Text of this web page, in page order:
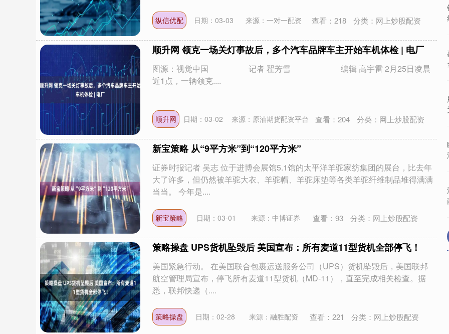
纵信优配 日期：03-03 来源：一对一配资 查看： 218 分类： 网上炒股配资
顺升网 领克一场关灯事故后，多个汽车品牌车主开始车机体检 | 电厂
图源：视觉中国 记者 翟芳雪 编辑 高宇雷 2月25日凌晨
近1点，一辆领克....
顺升网 日期：03-02 来源：原油期货配资平台 查看： 204 分类： 网上炒股配资
新宝策略 从“9平方米”到“120平方米”
证券时报记者 吴志 位于进博会展馆5.1馆的太平洋羊驼家纺集团的展台，比去年
大了许多，但仍然被羊驼大衣、羊驼帽、羊驼床垫等各类羊驼纤维制品堆得满满
当当。 今年是....
新宝策略 日期：03-01 来源：中博证券 查看： 93 分类： 网上炒股配资
策略操盘 UPS货机坠毁后 美国宣布：所有麦道11型货机全部停飞！
美国紧急行动。 在美国联合包裹运送服务公司（UPS）货机坠毁后，美国联邦
航空管理局宣布，停飞所有麦道11型货机（MD-11），直至完成相关检查。据
悉，联邦快递（....
策略操盘 日期：02-28 来源：融胜配资 查看： 221 分类： 网上炒股配资